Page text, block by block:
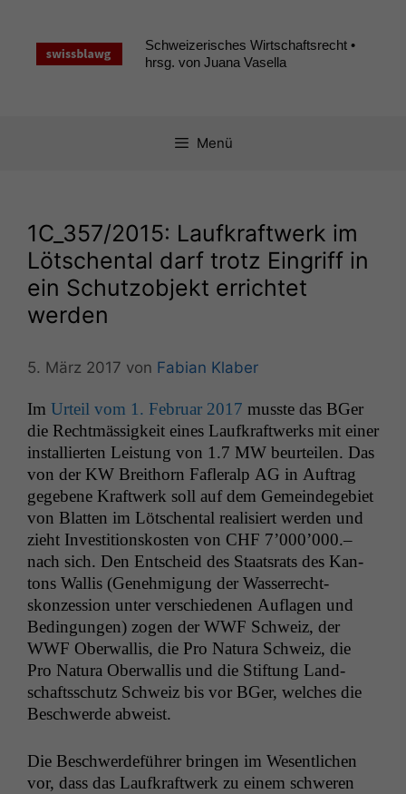
springen
Schweizerisches Wirtschaftsrecht •
hrsg. von Juana Vasella
Menü
1C_357/2015: Laufkraftwerk im
Lötschental darf trotz Eingriff in
ein Schutzobjekt errichtet
werden
5. März 2017 von Fabian Klaber
Im Urteil vom 1. Feb­ru­ar 2017 musste das BGer
die Recht­mäs­sigkeit eines Laufkraftwerks mit ein­er
instal­lierten Leis­tung von 1.7 MW beurteilen. Das
von der KW Bre­i­thorn Fafler­alp AG in Auf­trag
gegebene Kraftwerk soll auf dem Gemein­dege­bi­et
von Blat­ten im Lötschen­tal real­isiert wer­den und
zieht Investi­tion­skosten von CHF 7’000’000.–
nach sich. Den Entscheid des Staat­srats des Kan­
tons Wal­lis (Genehmi­gung der Wasser­recht­
skonzes­sion unter ver­schiede­nen Aufla­gen und
Bedin­gun­gen) zogen der WWF Schweiz, der
WWF Ober­wal­lis, die Pro Natu­ra Schweiz, die
Pro Natu­ra Ober­wal­lis und die Stiftung Land­
schaftss­chutz Schweiz bis vor BGer, welch­es die
Beschw­erde abweist.
Die Beschw­erde­führer brin­gen im Wesentlichen
vor, dass das Laufkraftwerk zu einem schw­eren